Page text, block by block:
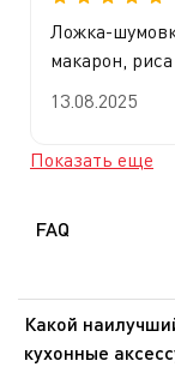
Ложка-
макарон,
13.08.2025
Показать еще
FAQ
Какой
кухонные